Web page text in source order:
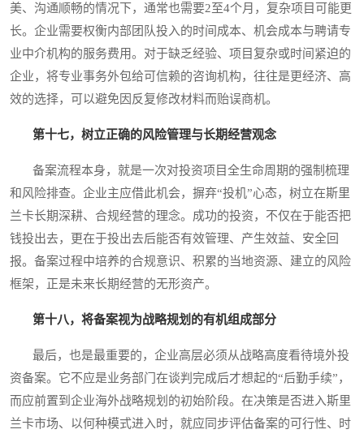
美、沟通顺畅的情况下，通常也需要2至4个月，复杂项目可能更
长。企业需要权衡内部团队投入的时间成本、机会成本与聘请专
业中介机构的服务费用。对于缺乏经验、项目复杂或时间紧迫的
企业，将专业事务外包给可信赖的咨询机构，往往是更经济、高
效的选择，可以避免因反复修改材料而贻误商机。
第十七，树立正确的风险管理与长期经营观念
备案流程本身，就是一次对投资项目全生命周期的强制梳理
和风险排查。企业主应借此机会，摒弃“投机”心态，树立在斯里
兰卡长期深耕、合规经营的理念。成功的投资，不仅在于能否把
钱投出去，更在于投出去后能否有效管理、产生效益、安全回
报。备案过程中培养的合规意识、积累的当地资源、建立的风险
框架，正是未来长期经营的无形资产。
第十八，将备案视为战略规划的有机组成部分
最后，也是最重要的，企业高层必须从战略高度看待境外投
资备案。它不应是业务部门在谈判完成后才想起的“后勤手续”，
而应前置到企业海外战略规划的初始阶段。在决策是否进入斯里
兰卡市场、以何种模式进入时，就应同步评估备案的可行性、时